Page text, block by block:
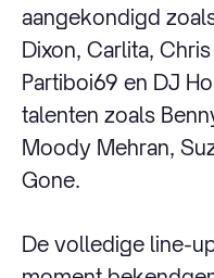
aangekondigd
Dixon, Carlita,
Partiboi69 en DJ
talenten zoals
Moody Mehran,
Gone.
De volledige line-